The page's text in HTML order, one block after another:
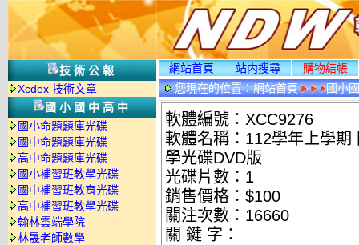
技術公報
Xcdex 技術文章
國小國中高中
國小命題題庫光碟
國中命題題庫光碟
高中命題題庫光碟
國小補習班教學光碟
國中補習班教育光碟
高中補習班教學光碟
翰林雲端學院
林晟老師數學
網站首頁 站内搜尋
購物結帳
您現在的位置：網站首頁 國小
軟體編號：XCC9276
軟體名稱：112學年上學
學光碟DVD版
光碟片數：1
銷售價格：$100
關注次數： 16660
關 鍵 字：